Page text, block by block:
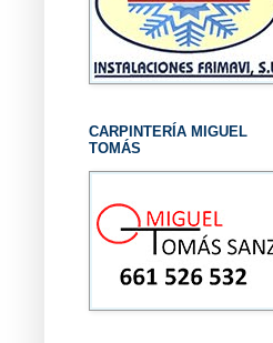
CARPINTERÍA MIGUEL
TOMÁS